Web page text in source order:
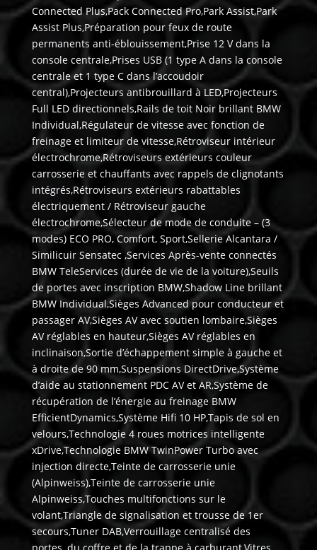
Connected Plus,Pack Connected Pro,Park Assist,Park
Assist Plus,Préparation pour feux de route
permanents anti-éblouissement,Prise 12 V dans la
console centrale,Prises USB (1 type A dans la console
centrale et 1 type C dans l’accoudoir
central),Projecteurs antibrouillard à LED,Projecteurs
Full LED directionnels,Rails de toit Noir brillant BMW
Individual,Régulateur de vitesse avec fonction de
freinage et limiteur de vitesse,Rétroviseur intérieur
électrochrome,Rétroviseurs extérieurs couleur
carrosserie et chauffants avec rappels de clignotants
intégrés,Rétroviseurs extérieurs rabattables
électriquement / Rétroviseur gauche
électrochrome,Sélecteur de mode de conduite – (3
modes) ECO PRO, Comfort, Sport,Sellerie Alcantara /
Similicuir Sensatec ,Services Après-vente connectés
BMW TeleServices (durée de vie de la voiture),Seuils
de portes avec inscription BMW,Shadow Line brillant
BMW Individual,Sièges Advanced pour conducteur et
passager AV,Sièges AV avec soutien lombaire,Sièges
AV réglables en hauteur,Sièges AV réglables en
inclinaison,Sortie d’échappement simple à gauche et
à droite de 90 mm,Suspensions DirectDrive,Système
d’aide au stationnement PDC AV et AR,Système de
récupération de l’énergie au freinage BMW
EfficientDynamics,Système Hifi 10 HP,Tapis de sol en
velours,Technologie 4 roues motrices intelligente
xDrive,Technologie BMW TwinPower Turbo avec
injection directe,Teinte de carrosserie unie
(Alpinweiss),Teinte de carrosserie unie
Alpinweiss,Touches multifonctions sur le
volant,Triangle de signalisation et trousse de 1er
secours,Tuner DAB,Verrouillage centralisé des